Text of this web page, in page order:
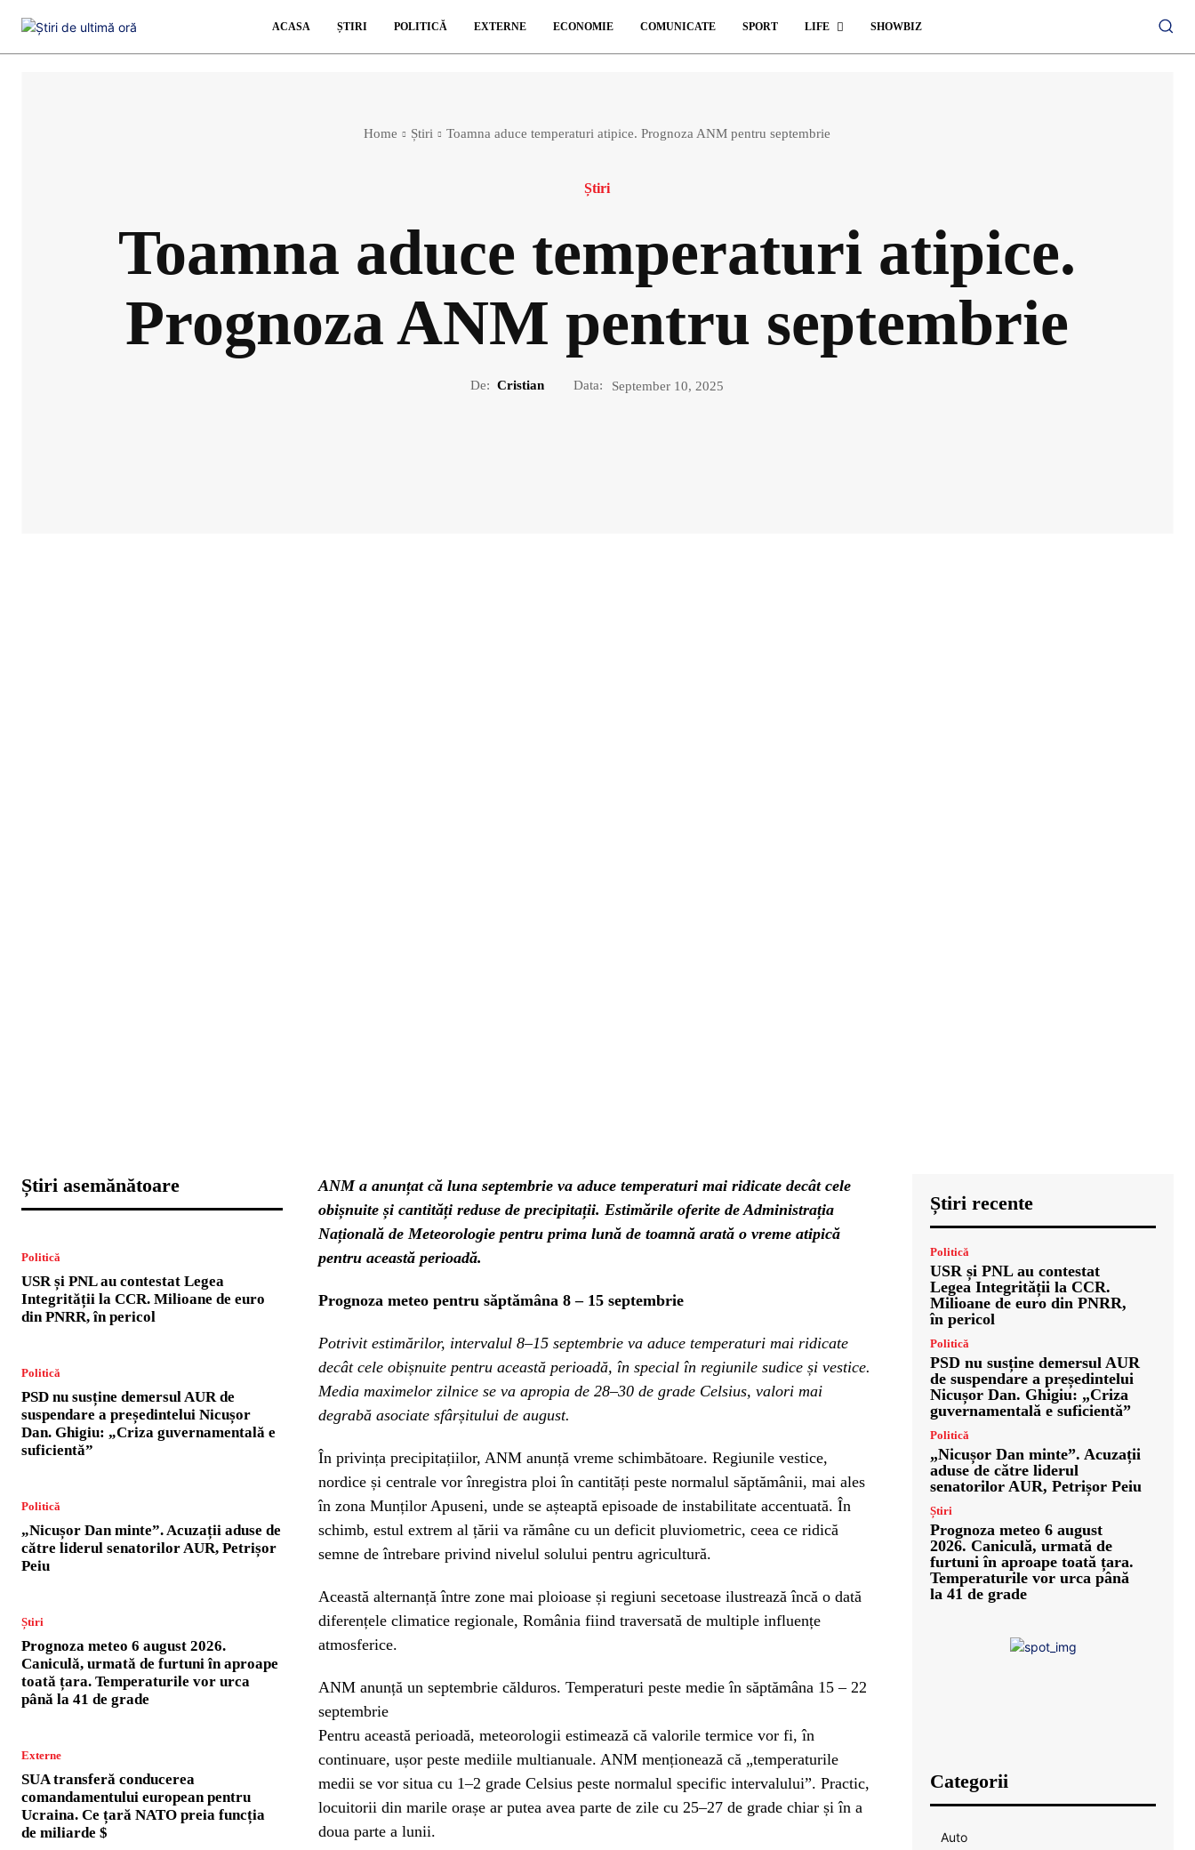
ACASA ȘTIRI POLITICĂ EXTERNE ECONOMIE COMUNICATE SPORT LIFE SHOWBIZ
Home Știri Toamna aduce temperaturi atipice. Prognoza ANM pentru septembrie
Știri
Toamna aduce temperaturi atipice.
Prognoza ANM pentru septembrie
De: Cristian Data: September 10, 2025
Știri asemănătoare
Politică
USR și PNL au contestat Legea
Integrității la CCR. Milioane de euro
din PNRR, în pericol
Politică
PSD nu susține demersul AUR de
suspendare a președintelui Nicușor
Dan. Ghigiu: „Criza guvernamentală e
suficientă”
Politică
„Nicușor Dan minte”. Acuzații aduse de
către liderul senatorilor AUR, Petrișor
Peiu
Știri
Prognoza meteo 6 august 2026.
Caniculă, urmată de furtuni în aproape
toată țara. Temperaturile vor urca
până la 41 de grade
Externe
SUA transferă conducerea
comandamentului european pentru
Ucraina. Ce țară NATO preia funcția
de miliarde $
ANM a anunțat că luna septembrie va aduce temperaturi mai ridicate decât cele
obișnuite și cantități reduse de precipitații. Estimările oferite de Administrația
Națională de Meteorologie pentru prima lună de toamnă arată o vreme atipică
pentru această perioadă.
Prognoza meteo pentru săptămâna 8 – 15 septembrie
Potrivit estimărilor, intervalul 8–15 septembrie va aduce temperaturi mai ridicate
decât cele obișnuite pentru această perioadă, în special în regiunile sudice și vestice.
Media maximelor zilnice se va apropia de 28–30 de grade Celsius, valori mai
degrabă asociate sfârșitului de august.
În privința precipitațiilor, ANM anunță vreme schimbătoare. Regiunile vestice,
nordice și centrale vor înregistra ploi în cantități peste normalul săptămânii, mai ales
în zona Munților Apuseni, unde se așteaptă episoade de instabilitate accentuată. În
schimb, estul extrem al țării va rămâne cu un deficit pluviometric, ceea ce ridică
semne de întrebare privind nivelul solului pentru agricultură.
Această alternanță între zone mai ploioase și regiuni secetoase ilustrează încă o dată
diferențele climatice regionale, România fiind traversată de multiple influențe
atmosferice.
ANM anunță un septembrie călduros. Temperaturi peste medie în săptămâna 15 – 22
septembrie
Pentru această perioadă, meteorologii estimează că valorile termice vor fi, în
continuare, ușor peste mediile multianuale. ANM menționează că „temperaturile
medii se vor situa cu 1–2 grade Celsius peste normalul specific intervalului”. Practic,
locuitorii din marile orașe ar putea avea parte de zile cu 25–27 de grade chiar și în a
doua parte a lunii.
Știri recente
Politică
USR și PNL au contestat
Legea Integrității la CCR.
Milioane de euro din PNRR,
în pericol
Politică
PSD nu susține demersul AUR
de suspendare a președintelui
Nicușor Dan. Ghigiu: „Criza
guvernamentală e suficientă”
Politică
„Nicușor Dan minte”. Acuzații
aduse de către liderul
senatorilor AUR, Petrișor Peiu
Știri
Prognoza meteo 6 august
2026. Caniculă, urmată de
furtuni în aproape toată țara.
Temperaturile vor urca până
la 41 de grade
Categorii
Auto